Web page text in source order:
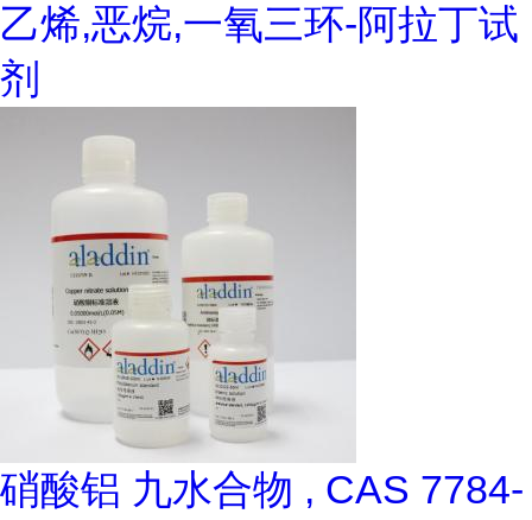
乙烯,恶烷,一氧三环-阿拉丁试
剂
硝酸铝 九水合物 , CAS 7784-